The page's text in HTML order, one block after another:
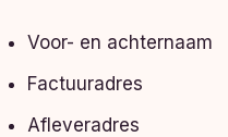
Voor- en achternaam
Factuuradres
Afleveradres